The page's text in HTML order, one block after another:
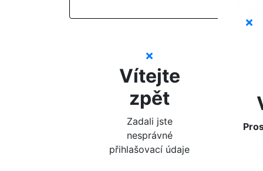
Vítejte
zpět
Zadali jste
nesprávné
přihlašovací údaje